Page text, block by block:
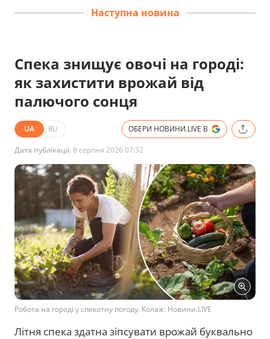
Наступна новина
Спека знищує овочі на городі:
як захистити врожай від
палючого сонця
UA RU ОБЕРИ НОВИНИ.LIVE В
Дата публікації:8 серпня 2026 07:32
Робота на городі у спекотну погоду. Колаж: Новини.LIVE
Літня спека здатна зіпсувати врожай буквально